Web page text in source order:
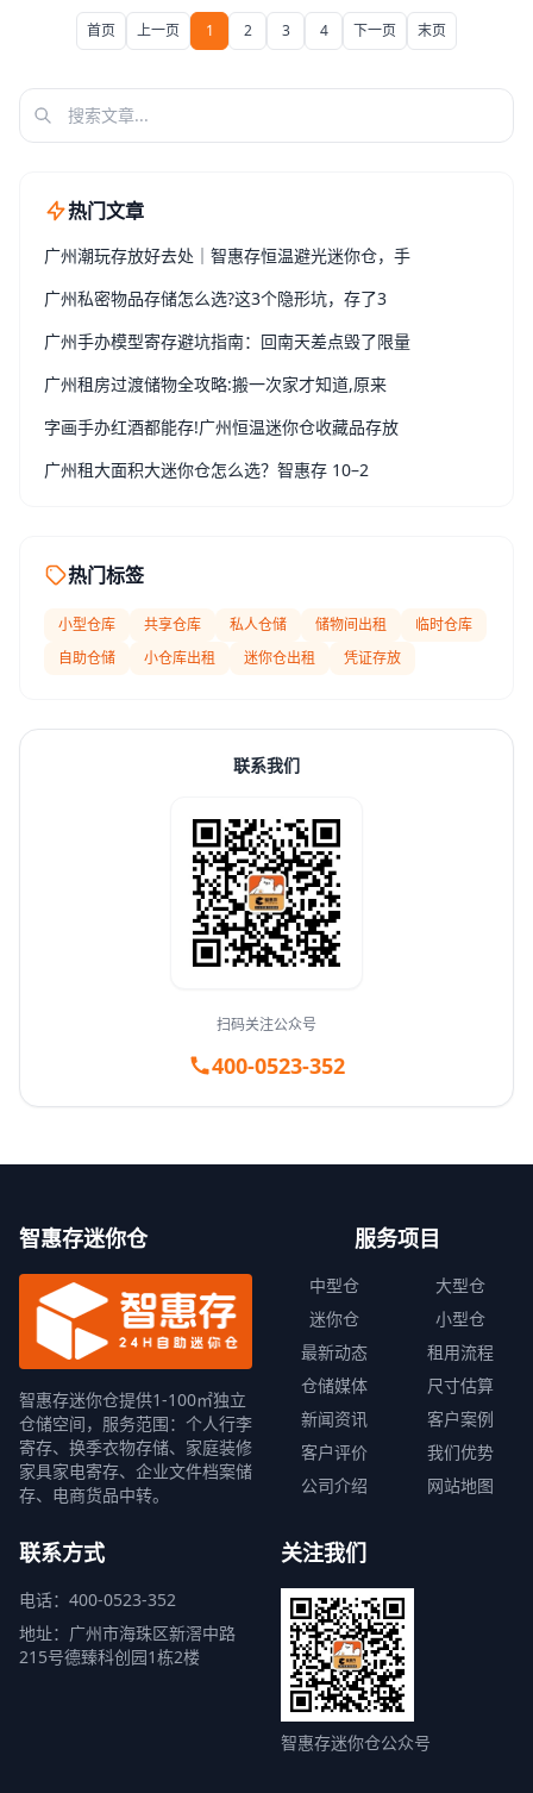
首页 上一页 1 2 3 4 下一页 末页
热门文章
广州潮玩存放好去处｜智惠存恒温避光迷你仓，手
广州私密物品存储怎么选?这3个隐形坑，存了3
广州手办模型寄存避坑指南：回南天差点毁了限量
广州租房过渡储物全攻略:搬一次家才知道,原来
字画手办红酒都能存!广州恒温迷你仓收藏品存放
广州租大面积大迷你仓怎么选？智惠存 10–2
热门标签
小型仓库 共享仓库 私人仓储 储物间出租
临时仓库
自助仓储
小仓库出租 迷你仓出租 凭证存放
联系我们
扫码关注公众号
400-0523-352
智惠存迷你仓
智惠存迷你仓提供1-100㎡独立
仓储空间，服务范围：个人行李
寄存、换季衣物存储、家庭装修
家具家电寄存、企业文件档案储
存、电商货品中转。
服务项目
中型仓
大型仓
迷你仓
小型仓
最新动态
租用流程
仓储媒体
尺寸估算
新闻资讯
客户案例
客户评价
我们优势
公司介绍
网站地图
联系方式
电话：400-0523-352
地址：广州市海珠区新滘中路
215号德臻科创园1栋2楼
关注我们
智惠存迷你仓公众号